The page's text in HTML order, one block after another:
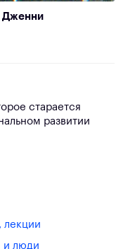
Дженни
старается
развитии
лекции
и люди